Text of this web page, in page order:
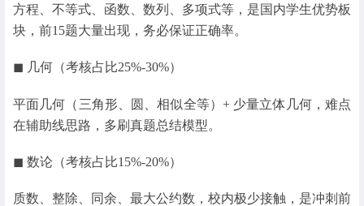
方程、不等式、函数、数列、多项式等，是国内学生优势板
块，前15题大量出现，务必保证正确率。
◼ 几何（考核占比25%-30%）
平面几何（三角形、圆、相似全等）+ 少量立体几何，难点
在辅助线思路，多刷真题总结模型。
◼ 数论（考核占比15%-20%）
质数、整除、同余、最大公约数，校内极少接触，是冲刺前